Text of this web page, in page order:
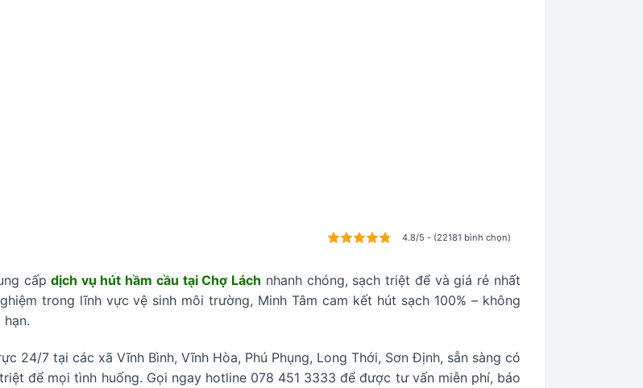
4.8/5 - (22181 bình chọn)
cấp dịch vụ hút hầm cầu tại Chợ Lách nhanh chóng, sạch triệt để và giá rẻ nhất
trong lĩnh vực vệ sinh môi trường, Minh Tâm cam kết hút sạch 100% – không
24/7 tại các xã Vĩnh Bình, Vĩnh Hòa, Phú Phụng, Long Thới, Sơn Định, sẵn sàng có
để mọi tình huống. Gọi ngay hotline 078 451 3333 để được tư vấn miễn phí, báo